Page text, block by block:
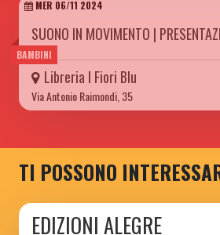
BAMBINI
MER 06/11 2024
SUONO IN MOVIMENTO |
Libreria I Fiori Blu
Via Antonio Raimondi, 35
TI POSSONO
EDIZIONI ALEGRE